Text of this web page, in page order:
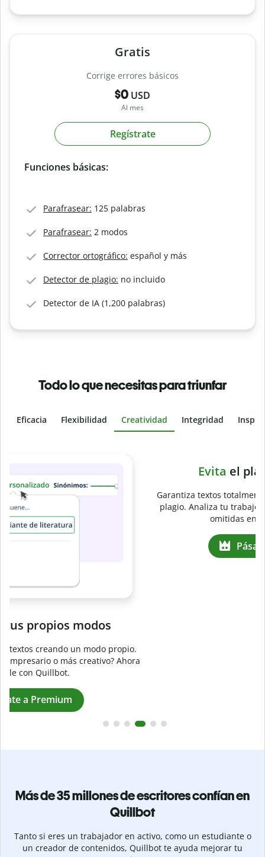
Gratis
Corrige errores básicos
$0 USD
Al mes
Regístrate
Funciones básicas:
Parafrasear: 125 palabras
Parafrasear: 2 modos
Corrector ortográfico: español y más
Detector de plagio: no incluido
Detector de IA (1,200 palabras)
Todo lo que necesitas para triunfar
Eficacia Flexibilidad Creatividad Integridad
Evitael plagio accidental
Garantiza textos totalmente originales con el detector de
plagio. Analiza tu trabajo en segundos e identifica citas
Más de 35 millones de escritores confían en
Quillbot
Tanto si eres un trabajador en activo, como un estudiante o
un creador de contenidos, Quillbot te ayuda mejorar tu